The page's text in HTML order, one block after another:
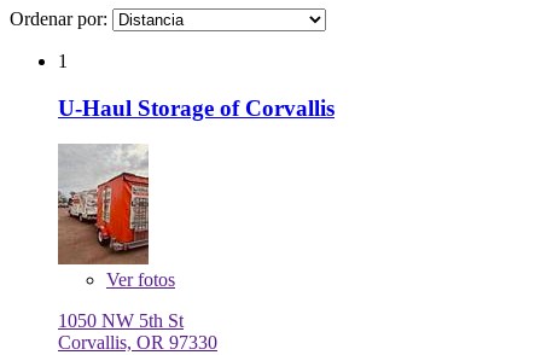
Ordenar por:
1
U-Haul Storage of Corvallis
Verfotos
1050 NW 5th St
Corvallis, OR 97330